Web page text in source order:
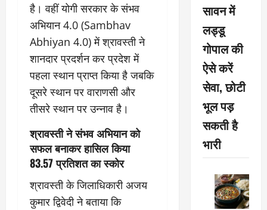
है। वहीं योगी सरकार के संभव
अभियान 4.0 (Sambhav
Abhiyan 4.0) में श्रावस्ती ने
शानदार प्रदर्शन कर प्रदेश में
पहला स्थान प्राप्त किया है जबकि
दूसरे स्थान पर वाराणसी और
तीसरे स्थान पर उन्नाव है।
श्रावस्ती ने संभव अभियान को
सफल बनाकर हासिल किया
83.57 प्रतिशत का स्कोर
श्रावस्ती के जिलाधिकारी अजय
कुमार द्विवेदी ने बताया कि
सावन में
लड्डू
गोपाल की
ऐसे करें
सेवा, छोटी
भूल पड़
सकती है
भारी